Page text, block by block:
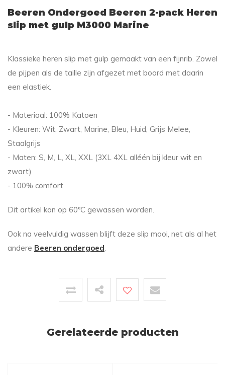
Beeren Ondergoed Beeren 2-pack Heren
slip met gulp M3000 Marine
Klassieke heren slip met gulp gemaakt van een fijnrib. Zowel
de pijpen als de taille zijn afgezet met boord met daarin
een elastiek.
- Materiaal: 100% Katoen
- Kleuren: Wit, Zwart, Marine, Bleu, Huid, Grijs Melee,
Staalgrijs
- Maten: S, M, L, XL, XXL (3XL 4XL alléén bij kleur wit en
zwart)
- 100% comfort
Dit artikel kan op 60ºC gewassen worden.
Ook na veelvuldig wassen blijft deze slip mooi, net als al het
andere Beeren ondergoed.
Gerelateerde producten